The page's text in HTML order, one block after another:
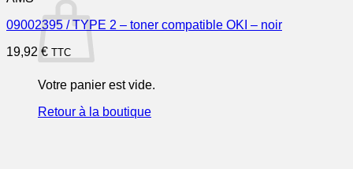
Votre panier est vide.
Retour à la boutique
09002395 / TYPE 2 – toner compatible OKI – noir
19,92 € TTC